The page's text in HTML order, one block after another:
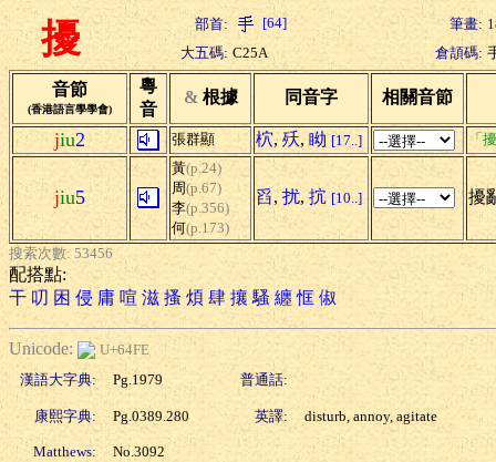
擾 部首: [64] 筆畫:
大五碼: C25A 倉頡碼:
音節
(香港語言學學會)
粵
音
& 根據 同音字 相關音節
jiu2 張群顯 柼, 殀, 眑 [17..] 「
jiu5
黃(p.24)
周(p.67)
李(p.356)
何(p.173)
舀, 扰, 抭 [10..] 擾
搜索次數: 53456
配搭點:
干 叨 困 侵 庸 喧 滋 搔 煩 肆 攘 騷 纏 恇 俶
Unicode:
U+64FE
漢語大字典:
Pg.1979 普通話:
康熙字典: Pg.0389.280 英譯: disturb, annoy, agitate
Matthews: No.3092